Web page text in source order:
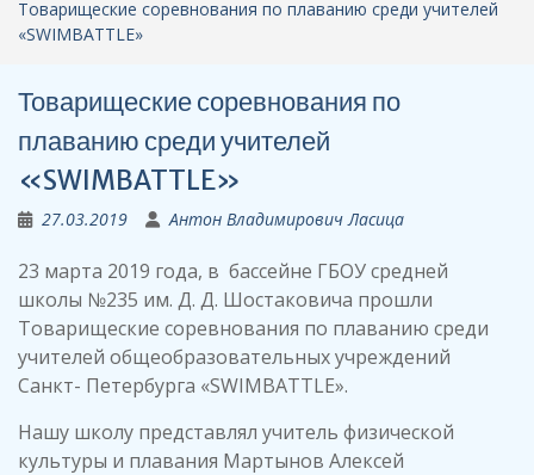
Товарищеские соревнования по плаванию среди учителей
«SWIMBATTLE»
Товарищеские соревнования по
плаванию среди учителей
«SWIMBATTLE»
27.03.2019 Антон Владимирович Ласица
23 марта 2019 года, в бассейне ГБОУ средней
школы №235 им. Д. Д. Шостаковича прошли
Товарищеские соревнования по плаванию среди
учителей общеобразовательных учреждений
Санкт- Петербурга «SWIMBATTLE».
Нашу школу представлял учитель физической
культуры и плавания Мартынов Алексей